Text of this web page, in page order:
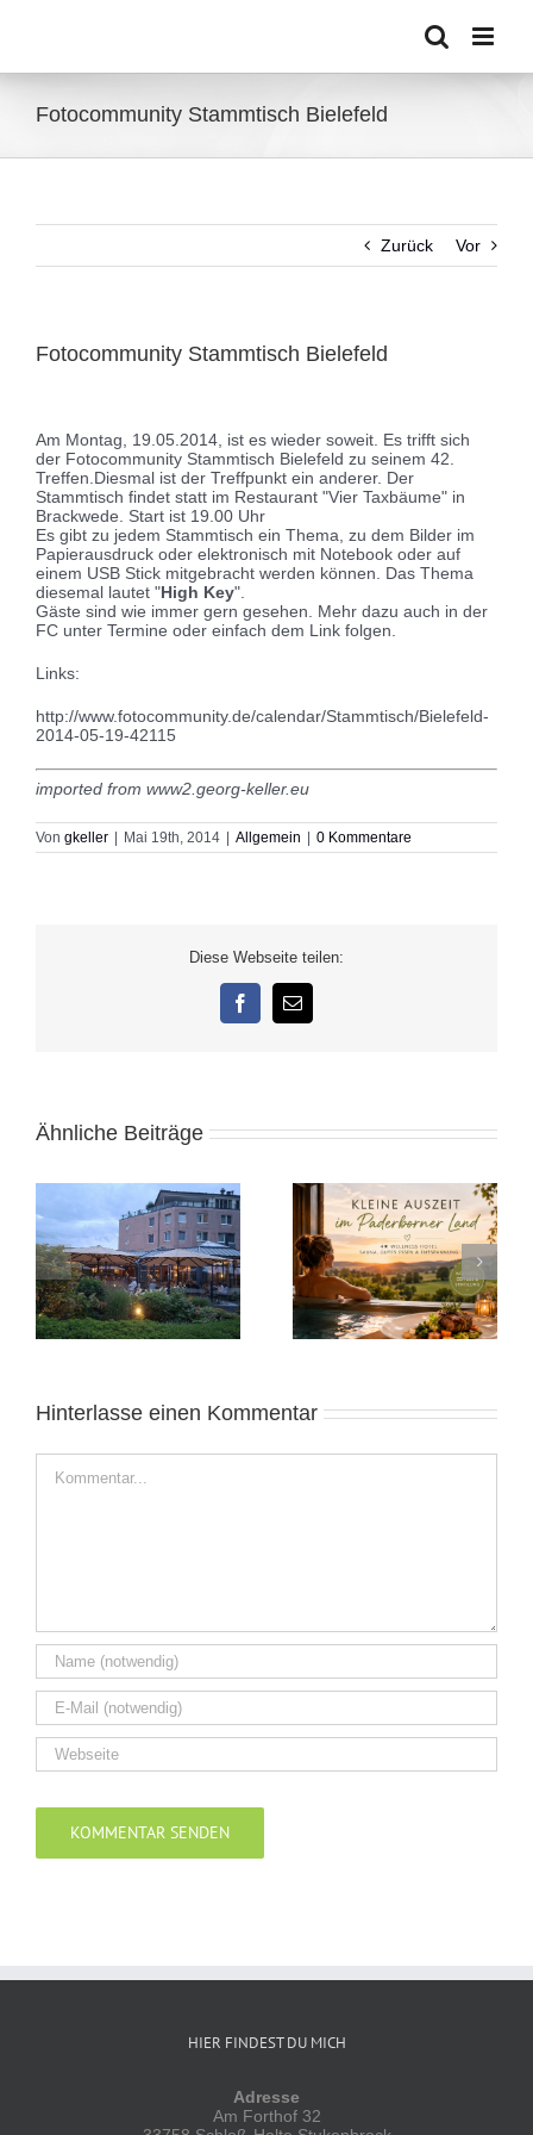
Fotocommunity Stammtisch Bielefeld
Zurück Vor
Fotocommunity Stammtisch Bielefeld
Bild
Am Montag, 19.05.2014, ist es wieder soweit. Es trifft sich
der Fotocommunity Stammtisch Bielefeld zu seinem 42.
Treffen. Diesmal ist der Treffpunkt ein anderer. Der
Stammtisch findet statt im Restaurant "Vier Taxbäume" in
Brackwede. Start ist 19.00 Uhr
Es gibt zu jedem Stammtisch ein Thema, zu dem Bilder im
Papierausdruck oder elektronisch mit Notebook oder auf
einem USB Stick mitgebracht werden können. Das Thema
diesemal lautet "High Key".
Gäste sind wie immer gern gesehen. Mehr dazu auch in der
FC unter Termine oder einfach dem Link folgen.
Links:
http://www.fotocommunity.de/calendar/Stammtisch/Bielefeld-
2014-05-19-42115
imported from www2.georg-keller.eu
Von gkeller | Mai 19th, 2014 | Allgemein | 0 Kommentare
Diese Webseite teilen:
Facebook
E-
Mail
Ähnliche Beiträge
Kleine Auszeit in
Ostwestfalen
Alicante November
2025: Sonnige Auszeit
Hinterlasse einen Kommentar
Kommentar
HIER FINDEST DU MICH
Adresse
Am Forthof 32